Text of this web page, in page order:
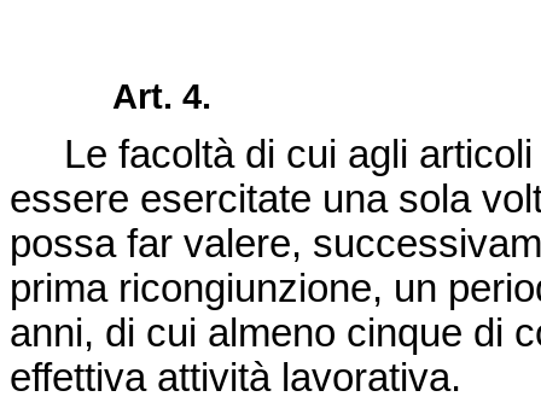
Art. 4.
Le facoltà di cui agli articoli
essere esercitate una sola
possa far valere,
prima ricongiunzione, un
anni, di cui almeno cinque di
effettiva attività lavorativa.